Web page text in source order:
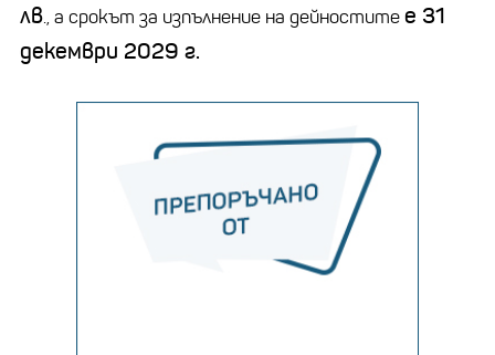
лв., а срокът за изпълнение на дейноститее 31
декември 2029 г.